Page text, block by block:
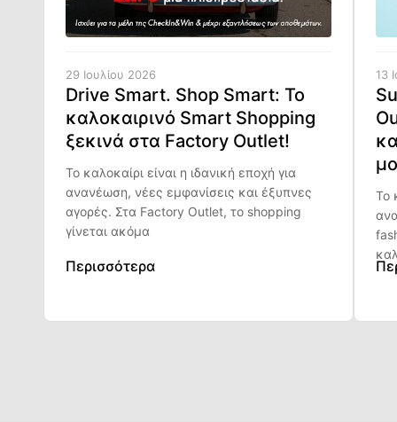
29 Ιουλίου 2026
Drive Smart. Shop Smart: Το
καλοκαιρινό Smart Shopping
ξεκινά στα Factory Outlet!
Το καλοκαίρι είναι η ιδανική εποχή για
ανανέωση, νέες εμφανίσεις και έξυπνες
αγορές. Στα Factory Outlet, το shopping
γίνεται ακόμα
Περισσότερα
13
Το